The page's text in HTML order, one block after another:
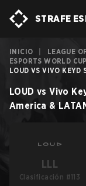
STRAFE
INICIO LEAGUE
ESPORTS WORLD
LOUD VS VIVO KEYD
LOUD vs Vivo
America &
LLL
Clasificación #113